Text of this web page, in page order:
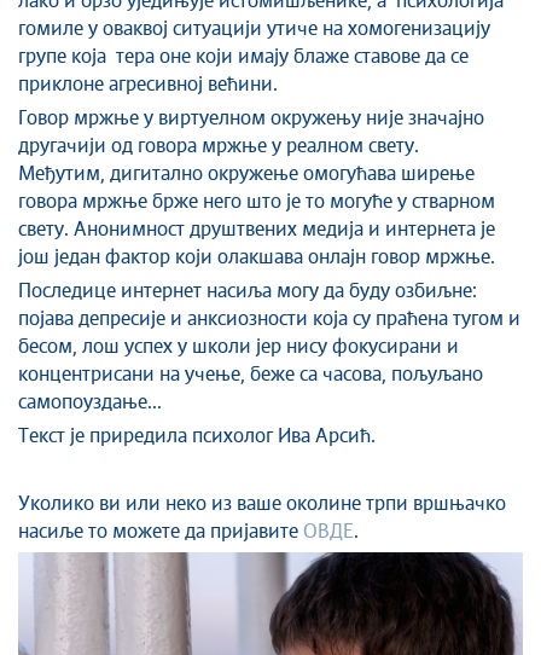
гомиле у оваквој ситуацији утиче на хомогенизацију
групе која тера оне који имају блаже ставове да се
приклоне агресивној већини.
Говор мржње у виртуелном окружењу није значајно
другачији од говора мржње у реалном свету.
Међутим, дигитално окружење омогућава ширење
говора мржње брже него што је то могуће у стварном
свету. Анонимност друштвених медија и интернета је
још један фактор који олакшава онлајн говор мржње.
Последице интернет насиља могу да буду озбиљне:
појава депресије и анксиозности која су праћена тугом и
бесом, лош успех у школи јер нису фокусирани и
концентрисани на учење, беже са часова, пољуљано
самопоуздање...
Текст је приредила психолог Ива Арсић.
Уколико ви или неко из ваше околине трпи вршњачко
насиље то можете да пријавите ОВДЕ.